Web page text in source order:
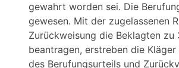
gewahrt worden sei. Die
gewesen. Mit der zugelassenen
Zurückweisung die Beklagten zu
beantragen, erstreben die
des Berufungsurteils und